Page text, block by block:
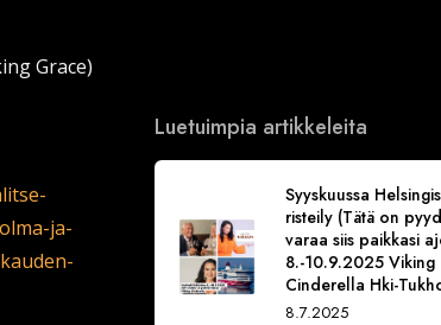
Grace)
ja-
Luetuimpia artikkeleita
Syyskuussa
risteily (Tätä on
varaa siis paikkasi
8.-10.9.2025 Viking
Cinderella Hki-
8.7.2025